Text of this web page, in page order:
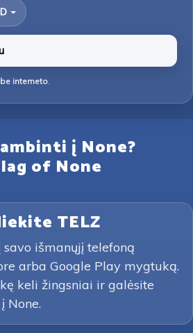
interneto.
į None?
TELZ
savo išmanųjį telefoną
arba Google Play mygtuką.
keli žingsniai ir galėsite
None.